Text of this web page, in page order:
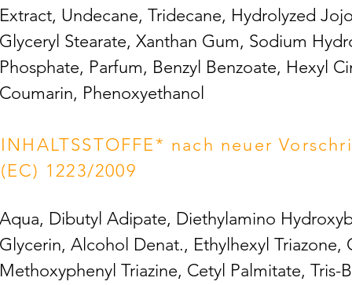
Extract, Undecane, Tridecane, Hydrolyzed
Glyceryl Stearate, Xanthan Gum, Sodium
Phosphate, Parfum, Benzyl Benzoate, Hexyl
Coumarin, Phenoxyethanol
INHALTSSTOFFE* nach neuer
(EC) 1223/2009
Aqua, Dibutyl Adipate, Diethylamino
Glycerin, Alcohol Denat., Ethylhexyl
Methoxyphenyl Triazine, Cetyl Palmitate,